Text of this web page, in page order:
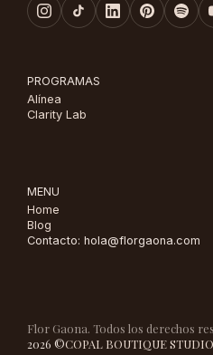
PROGRAMAS
Alínea
Clarity Lab
MENU
Home
Blog
Contacto: hola@florgaona.com
Flor Gaona. Todos los derechos
2026 ©COPAL BOUTIQUE STUDIO